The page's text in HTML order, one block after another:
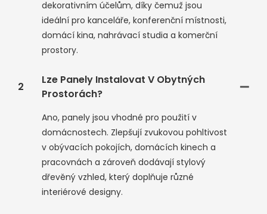
dekorativním účelům, díky čemuž jsou
ideální pro kanceláře, konferenční místnosti,
domácí kina, nahrávací studia a komerční
prostory.
2
Lze Panely Instalovat V Obytných
Prostorách?
Ano, panely jsou vhodné pro použití v
domácnostech. Zlepšují zvukovou pohltivost
v obývacích pokojích, domácích kinech a
pracovnách a zároveň dodávají stylový
dřevěný vzhled, který doplňuje různé
interiérové ​​designy.